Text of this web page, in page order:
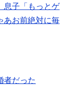
息子「もっとゲ
あお前絶対に毎
者だった